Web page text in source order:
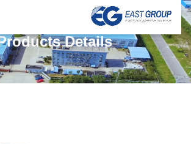
Products Details